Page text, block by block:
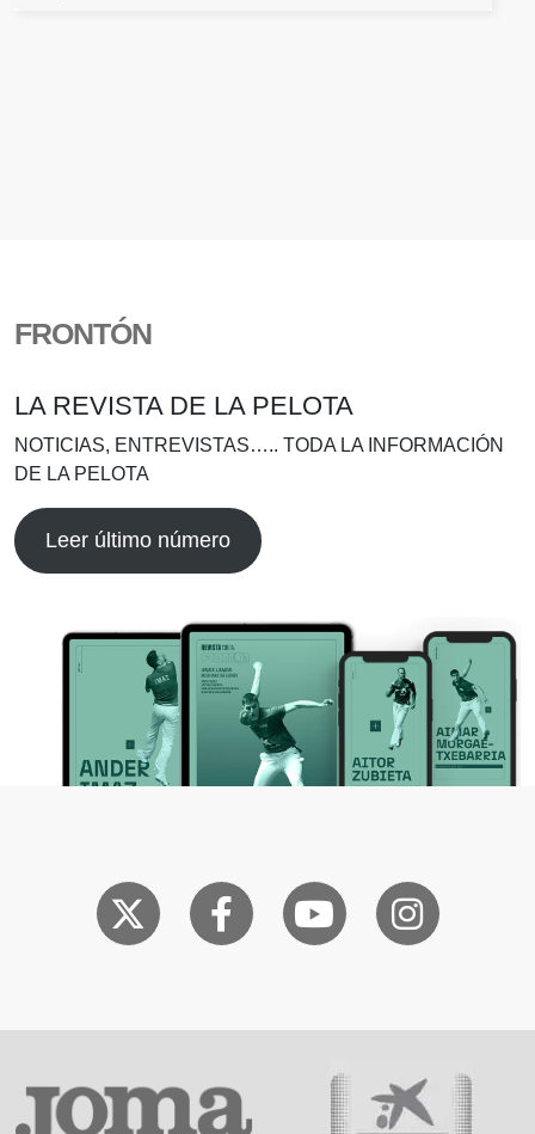
FRONTÓN
LA REVISTA DE LA PELOTA
NOTICIAS, ENTREVISTAS….. TODA LA INFORMACIÓN
DE LA PELOTA
Leer último número